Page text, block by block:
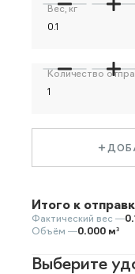
Вес, кг
Количество
Итого к
Фактический вес —
Объём —0.000 м³
Выберите